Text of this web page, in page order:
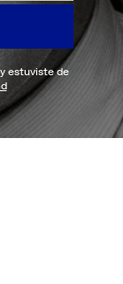
estuviste de